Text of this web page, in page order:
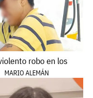
robo en los
MARIO ALEMÁN